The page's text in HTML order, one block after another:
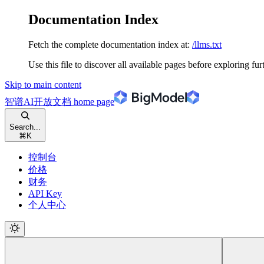
Documentation Index
Fetch the complete documentation index at: /llms.txt
Use this file to discover all available pages before exploring
Skip to main content
智谱AI开放文档 home page
Search...
⌘ K
控制台
价格
财务
API Key
个人中心